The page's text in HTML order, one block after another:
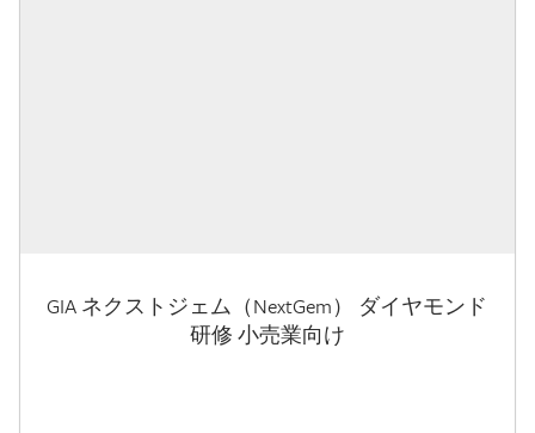
GIA ネクストジェム（NextGem） ダイヤモンド
研修 小売業向け